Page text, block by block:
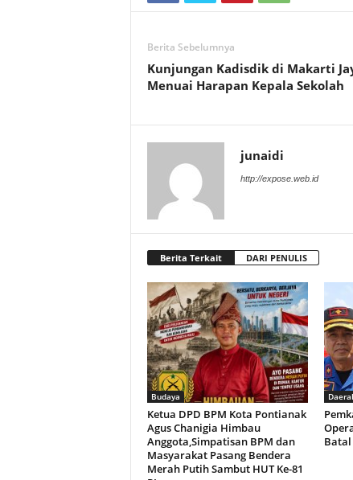
Berita Sebelumnya
Kunjungan Kadisdik di Makarti
Menuai Harapan Kepala Sekolah
junaidi
http://expose.web.id
Berita Terkait DARI PENULIS
Budaya
Ketua DPD BPM Kota Pontianak
Agus Chanigia Himbau
Anggota,Simpatisan BPM dan
Masyarakat Pasang Bendera
Merah Putih Sambut HUT Ke-81